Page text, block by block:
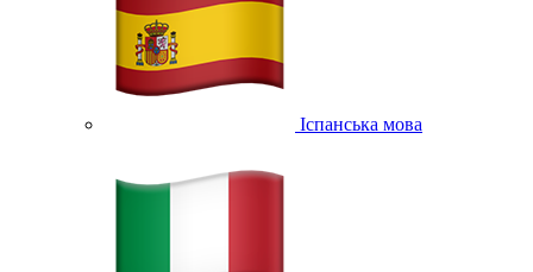
Іспанська мова